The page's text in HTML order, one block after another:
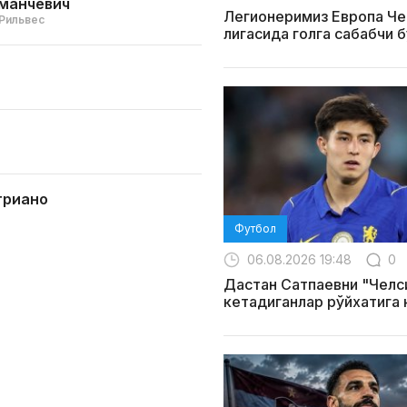
Легионеримиз Европа
лигасида голга сабабчи
Футбол
06.08.2026 19:48 0
Дастан Сатпаевни
кетадиганлар